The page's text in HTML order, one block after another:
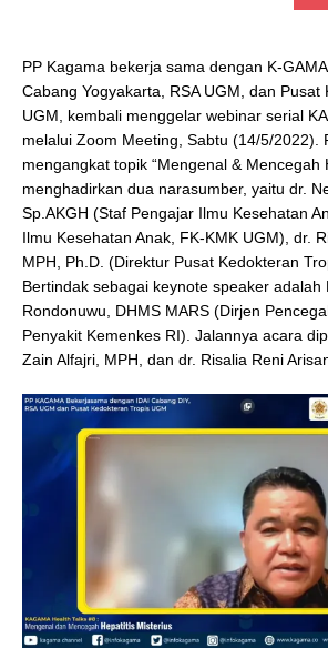
PP Kagama bekerja sama dengan K-
Cabang Yogyakarta, RSA UGM, dan Pusat
UGM, kembali menggelar webinar serial
melalui Zoom Meeting, Sabtu (14/5/2022).
mengangkat topik “Mengenal & Mencegah
menghadirkan dua narasumber, yaitu dr.
Sp.AKGH (Staf Pengajar Ilmu Kesehatan
Ilmu Kesehatan Anak, FK-KMK UGM), dr.
MPH, Ph.D. (Direktur Pusat Kedokteran
Bertindak sebagai keynote speaker adalah
Rondonuwu, DHMS MARS (Dirjen
Penyakit Kemenkes RI). Jalannya acara
Zain Alfajri, MPH, dan dr. Risalia Reni